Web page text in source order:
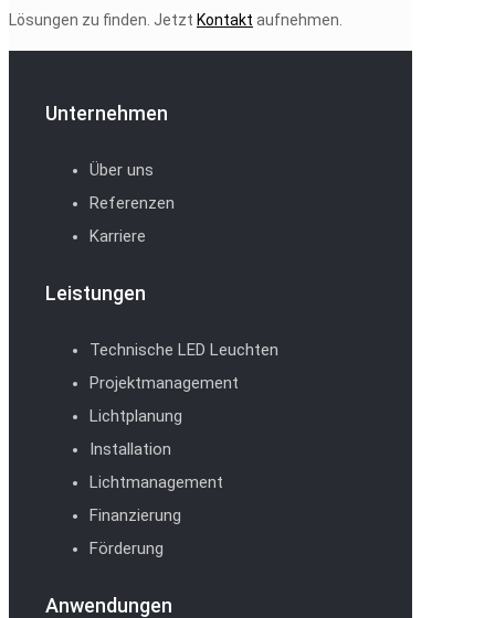
Lösungen zu finden. Jetzt Kontakt aufnehmen.
Unternehmen
Über uns
Referenzen
Karriere
Leistungen
Technische LED Leuchten
Projektmanagement
Lichtplanung
Installation
Lichtmanagement
Finanzierung
Förderung
Anwendungen